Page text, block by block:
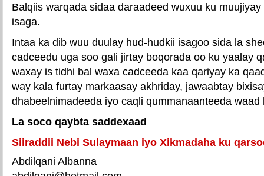
Balqiis warqada sidaa daraadeed wuxuu ku
isaga.
Intaa ka dib wuu duulay hud-hudkii isagoo sida la
cadceedu uga soo gali jirtay boqorada oo ku yaalay
waxay is tidhi bal waxa cadceeda kaa qariyay ka
way kala furtay markaasay akhriday, jawaabtay
dhabeelnimadeeda iyo caqli qummanaanteeda waad
La soco qaybta saddexaad
Siiraddii Nebi Sulaymaan iyo Xikmadaha ku
Abdilqani Albanna